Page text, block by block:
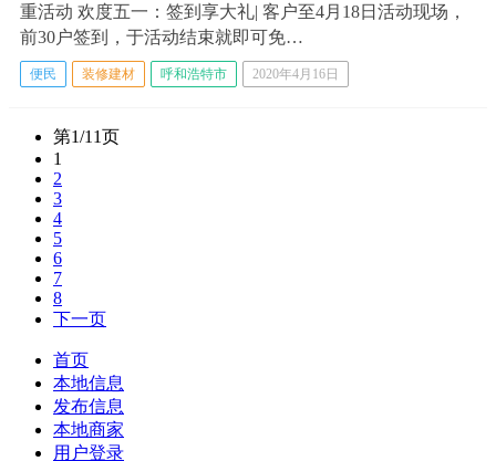
重活动 欢度五一：签到享大礼| 客户至4月18日活动现场，
前30户签到，于活动结束就即可免…
便民 装修建材 呼和浩特市 2020年4月16日
第1/11页
1
2
3
4
5
6
7
8
下一页
首页
本地信息
发布信息
本地商家
用户登录